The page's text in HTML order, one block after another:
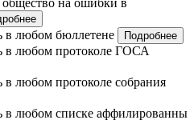
на ошибки в
в любом бюллетене Подробнее
в любом протоколе ГОСА
в любом протоколе собрания
в любом списке аффилированны